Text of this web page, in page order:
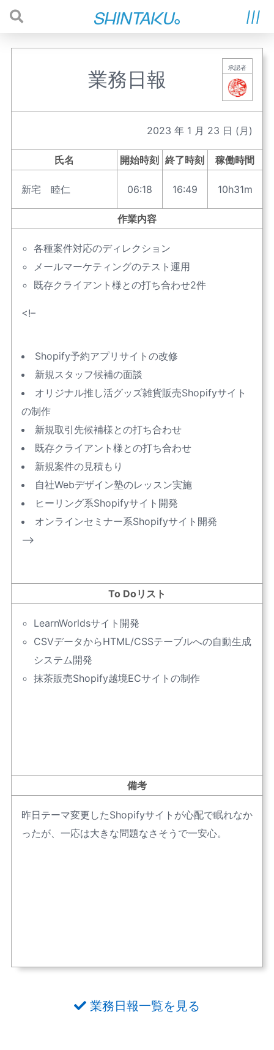
業務日報 承認者
2023 年 1 月 23 日 (月)
氏名 開始時刻 終了時刻 稼働時間
新宅 睦仁 06:18 16:49 10h31m
作業内容
各種案件対応のディレクション
メールマーケティングのテスト運用
既存クライアント様との打ち合わせ2件
<!–
Shopify予約アプリサイトの改修
新規スタッフ候補の面談
オリジナル推し活グッズ雑貨販売Shopifyサイト
の制作
新規取引先候補様との打ち合わせ
既存クライアント様との打ち合わせ
新規案件の見積もり
自社Webデザイン塾のレッスン実施
ヒーリング系Shopifyサイト開発
オンラインセミナー系Shopifyサイト開発
–>
To Doリスト
LearnWorldsサイト開発
CSVデータからHTML/CSSテーブルへの自動生成
システム開発
抹茶販売Shopify越境ECサイトの制作
備考
昨日テーマ変更したShopifyサイトが心配で眠れなか
ったが、一応は大きな問題なさそうで一安心。
業務日報一覧を見る